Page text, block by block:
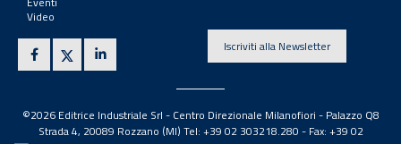
Video
Iscriviti alla Newsletter
©2026 Editrice Industriale Srl - Centro Direzionale Milanofiori - Palazzo Q8
Strada 4, 20089 Rozzano (MI) Tel: +39 02 303218.280 - Fax: +39 02